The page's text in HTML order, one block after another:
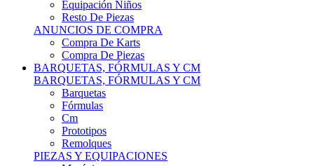
ANUNCIOS DE COMPRA
Compra De Karts
Compra De Piezas
BARQUETAS, FÓRMULAS Y CM
BARQUETAS, FÓRMULAS Y CM
Barquetas
Fórmulas
Cm
Prototipos
Remolques
PIEZAS Y EQUIPACIONES
Mecánica
Electrónica